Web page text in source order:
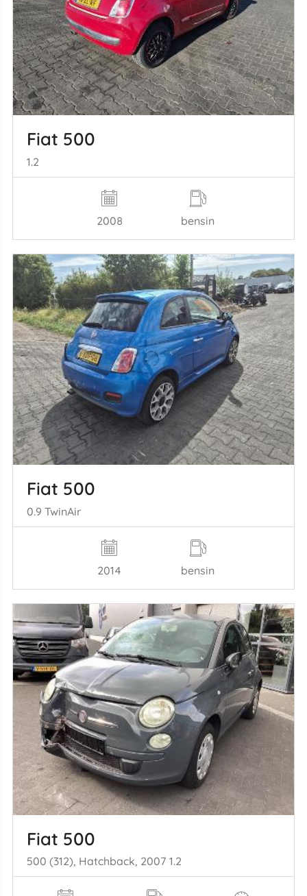
Fiat 500
1.2
2008 bensin
Fiat 500
0.9 TwinAir
2014 bensin
Fiat 500
500 (312), Hatchback, 2007 1.2